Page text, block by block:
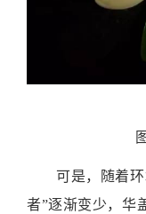
可是，随着环
者”逐渐变少，华